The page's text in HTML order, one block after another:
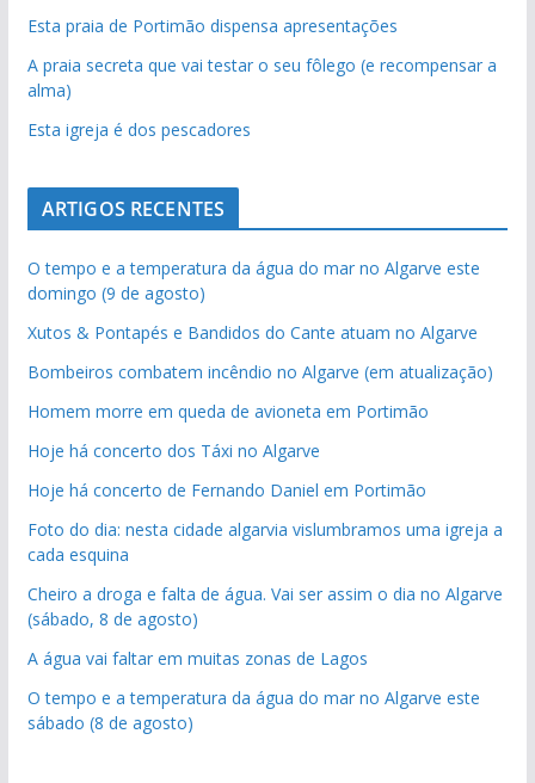
Esta praia de Portimão dispensa apresentações
A praia secreta que vai testar o seu fôlego (e recompensar a
alma)
Esta igreja é dos pescadores
ARTIGOS RECENTES
O tempo e a temperatura da água do mar no Algarve este
domingo (9 de agosto)
Xutos & Pontapés e Bandidos do Cante atuam no Algarve
Bombeiros combatem incêndio no Algarve (em atualização)
Homem morre em queda de avioneta em Portimão
Hoje há concerto dos Táxi no Algarve
Hoje há concerto de Fernando Daniel em Portimão
Foto do dia: nesta cidade algarvia vislumbramos uma igreja a
cada esquina
Cheiro a droga e falta de água. Vai ser assim o dia no Algarve
(sábado, 8 de agosto)
A água vai faltar em muitas zonas de Lagos
O tempo e a temperatura da água do mar no Algarve este
sábado (8 de agosto)